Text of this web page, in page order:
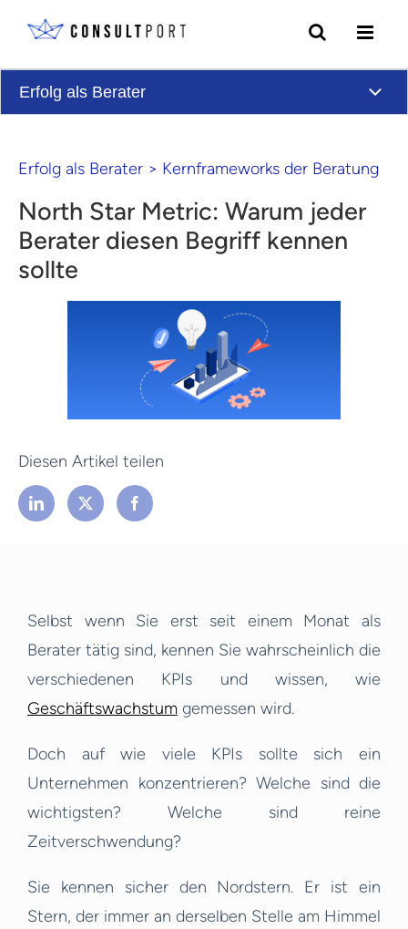
Erfolg als Berater
Erfolg als Berater > Kernframeworks der Beratung
North Star Metric: Warum jeder
Berater diesen Begriff kennen
sollte
Diesen Artikel teilen
Selbst wenn Sie erst seit einem Monat als
Berater tätig sind, kennen Sie wahrscheinlich die
verschiedenen KPIs und wissen, wie
Geschäftswachstum gemessen wird.
Doch auf wie viele KPIs sollte sich ein
Unternehmen konzentrieren? Welche sind die
wichtigsten? Welche sind reine
Zeitverschwendung?
Sie kennen sicher den Nordstern. Er ist ein
Stern, der immer an derselben Stelle am Himmel